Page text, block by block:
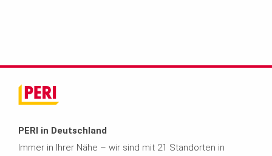
PERI in Deutschland
Immer in Ihrer Nähe – wir sind mit 21 Standorten in